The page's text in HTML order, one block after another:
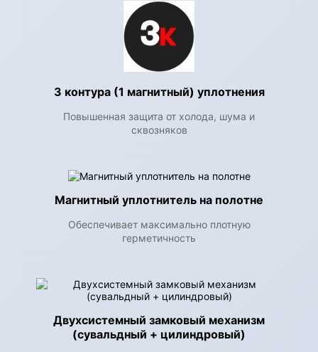
3 контура (1 магнитный) уплотнения
Повышенная защита от холода, шума и
сквозняков
Магнитный уплотнитель на полотне
Обеспечивает максимально плотную
герметичность
Двухсистемный замковый механизм
(сувальдный + цилиндровый)